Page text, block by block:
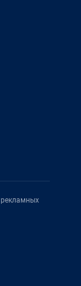
рекламных